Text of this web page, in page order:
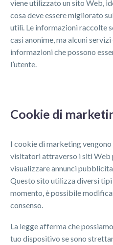
viene utilizzato un sito Web,
cosa deve essere migliorato
utili. Le informazioni raccolte
casi anonime, ma alcuni
informazioni che possono
l’utente.
Cookie di
I cookie di marketing
visitatori attraverso i siti Web
visualizzare annunci
Questo sito utilizza diversi tipi
momento, è possibile
consenso.
La legge afferma che
tuo dispositivo se sono